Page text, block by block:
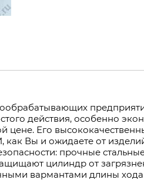
действия, особенно
цене. Его
как Вы и ожидаете от
прочные
цилиндр от
вармантами длины